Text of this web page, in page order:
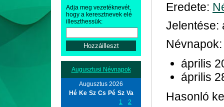
Adja meg vezetéknevét,
hogy a keresztnevek elé
illeszthessük:
Augusztusi Névnapok
Augusztus 2026
Hé Ke Sz Cs Pé Sz Va
1
2
Eredete:
Jelentése:
Névnapok:
április
április
Hasonló